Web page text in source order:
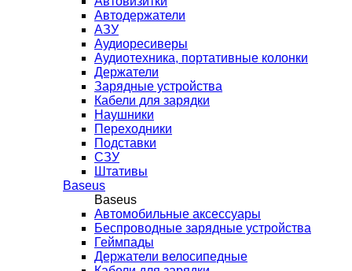
Автодержатели
АЗУ
Аудиоресиверы
Аудиотехника, портативные колонки
Держатели
Зарядные устройства
Кабели для зарядки
Наушники
Переходники
Подставки
СЗУ
Штативы
Baseus
Baseus
Автомобильные аксессуары
Беспроводные зарядные устройства
Геймпады
Держатели велосипедные